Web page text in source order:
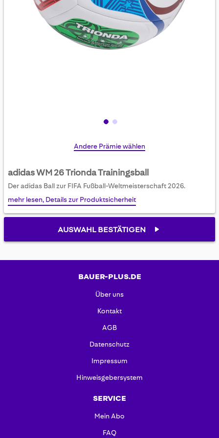
Skip
the
beginning
of
the
Andere Prämie wählen
adidas WM 26 Trionda Trainingsball
Der adidas Ball zur FIFA Fußball-Weltmeisterschaft 2026.
mehr lesen, Details zur Produktsicherheit
AUSWAHL BESTÄTIGEN
BAUER-PLUS.DE
Über uns
Kontakt
AGB
Datenschutz
Impressum
Hinweisgebersystem
SERVICE
Mein Abo
FAQ